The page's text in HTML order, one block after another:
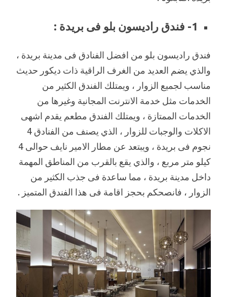
1- فندق راديسون بلو فى بريدة :
فندق راديسون بلو من افضل الفنادق فى مدينة بريدة ،
والذي يضم العديد من الغرف الراقية ذات ديكور حديث
مناسب لجميع الزوار ، ويمتلك الفندق الكثير من
الخدمات مثل خدمة الانترنت المجانية وغيرها من
الخدمات الممتازة ، ويمتلك الفندق مطعم يقدم اشهى
الاكلات والوجبات للزوار ، الذي يصنف من الفنادق 4
نجوم فى بريدة ، ويبتعد عن مطار الامير نايف حوالى 4
كيلو متر مربع ، والذي يقع بالقرب من المناطق المهمة
داخل مدينة بريدة ، مما ساعدة فى جذب الكثير من
الزوار ، فانصحكم بحجز اقامة فى هذا الفندق المتميز .